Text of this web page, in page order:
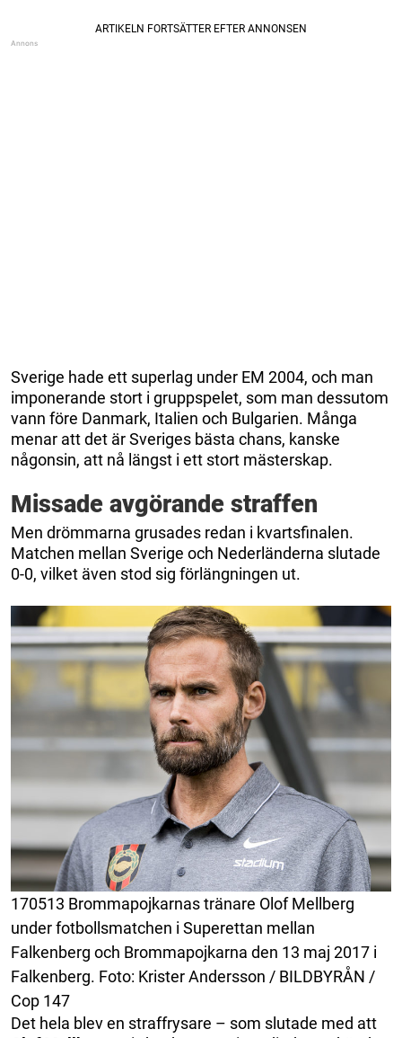
Sverige hade ett superlag under EM 2004, och man
imponerande stort i gruppspelet, som man dessutom
vann före Danmark, Italien och Bulgarien. Många
menar att det är Sveriges bästa chans, kanske
någonsin, att nå längst i ett stort mästerskap.
Missade avgörande straffen
Men drömmarna grusades redan i kvartsfinalen.
Matchen mellan Sverige och Nederländerna slutade
0-0, vilket även stod sig förlängningen ut.
170513 Brommapojkarnas tränare Olof Mellberg
under fotbollsmatchen i Superettan mellan
Falkenberg och Brommapojkarna den 13 maj 2017 i
Falkenberg. Foto: Krister Andersson / BILDBYRÅN /
Cop 147
Det hela blev en straffrysare – som slutade med att